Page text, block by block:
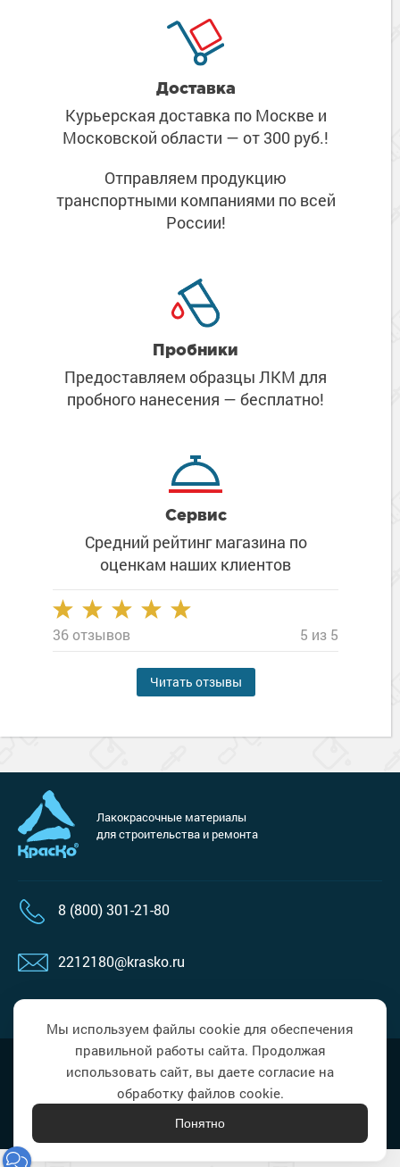
Доставка
Курьерская доставка по Москве и
Московской области — от 300 руб.!
Отправляем продукцию
транспортными компаниями по всей
России!
Пробники
Предоставляем образцы ЛКМ для
пробного нанесения — бесплатно!
Сервис
Средний рейтинг магазина по
оценкам наших клиентов
36 отзывов 5 из 5
Читать отзывы
Лакокрасочные материалы
для строительства и ремонта
8 (800) 301-21-80
2212180@krasko.ru
Политика в области обработки
персональных данных
Мы используем файлы cookie для обеспечения
правильной работы сайта. Продолжая
использовать сайт, вы даете согласие на
обработку файлов cookie.
Понятно